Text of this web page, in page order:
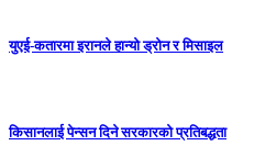
युएई-कतारमा इरानले हान्यो ड्रोन र मिसाइल
किसानलाई पेन्सन दिने सरकारको प्रतिबद्धता